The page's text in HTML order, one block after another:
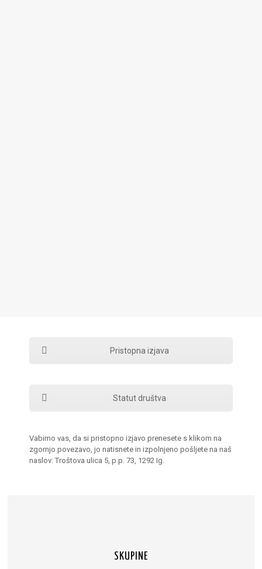
Pristopna izjava
Statut društva
Vabimo vas, da si pristopno izjavo prenesete s klikom na
zgornjo povezavo, jo natisnete in izpolnjeno pošljete na naš
naslov: Troštova ulica 5, p.p. 73, 1292 Ig.
SKUPINE